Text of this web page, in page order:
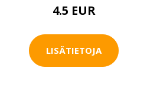
4.5 EUR
LISÄTIETOJA